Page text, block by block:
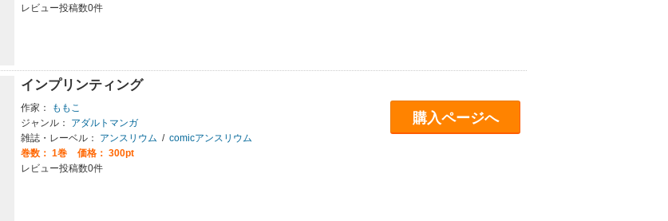
レビュー投稿数0件
インプリンティング
作家：
ももこ
ジャンル：
アダルトマンガ
雑誌・レーベル：
アンスリウム / comicアンスリウム
巻数： 1巻
価格： 300pt
レビュー投稿数0件
購入ページへ